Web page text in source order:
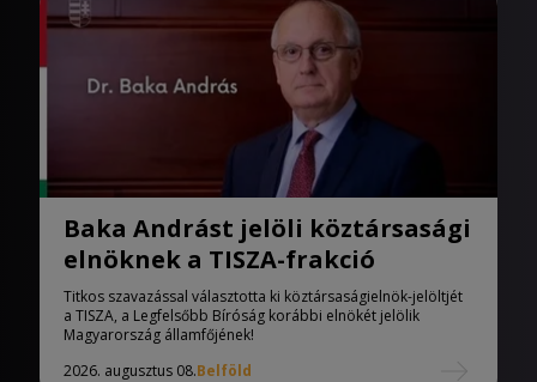
Baka Andrást jelöli köztársasági
elnöknek a TISZA-frakció
Titkos szavazással választotta ki köztársaságielnök-jelöltjét
a TISZA, a Legfelsőbb Bíróság korábbi elnökét jelölik
Magyarország államfőjének!
2026. augusztus 08.Belföld